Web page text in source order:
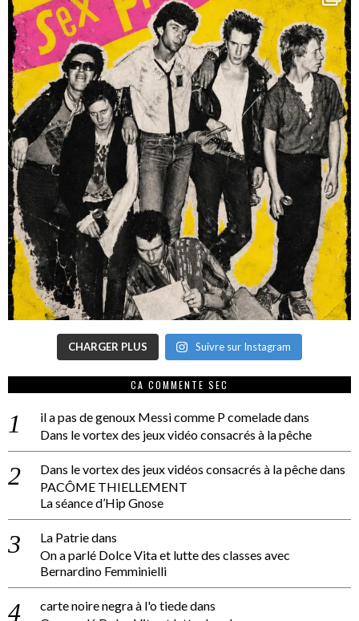
CHARGER PLUS Suivre sur Instagram
CA COMMENTE SEC
il a pas de genoux Messi comme P comeladedans
Dans le vortex des jeux vidéo consacrés à la pêche
Dans le vortex des jeux vidéos consacrés à la pêchedans
PACÔME THIELLEMENT
La séance d’Hip Gnose
La Patriedans
On a parlé Dolce Vita et lutte des classes avec
Bernardino Femminielli
carte noire negra à l'o tiededans